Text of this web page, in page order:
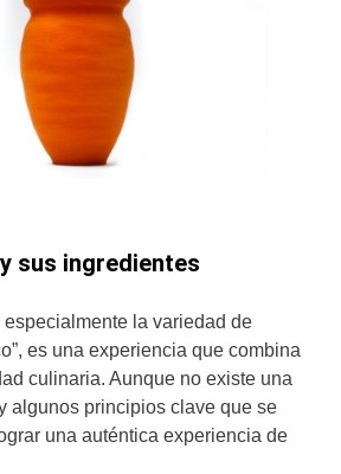
sus ingredientes
especialmente la variedad de
es una experiencia que combina
culinaria. Aunque no existe una
algunos principios clave que se
una auténtica experiencia de